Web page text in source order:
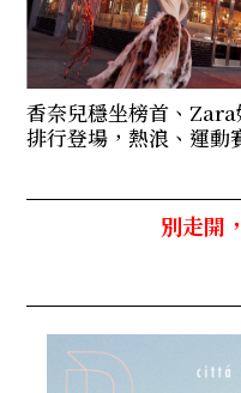
香奈兒穩坐榜首、
排行登場，熱浪、運動
別走開